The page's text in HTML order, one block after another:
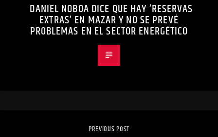
DANIEL NOBOA DICE QUE HAY ‘RESERVAS
EXTRAS’ EN MAZAR Y NO SE PREVÉ
PROBLEMAS EN EL SECTOR ENERGÉTICO
PREVIOUS POST